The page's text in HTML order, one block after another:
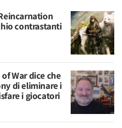
contrastanti
War dice che
di eliminare i
i giocatori